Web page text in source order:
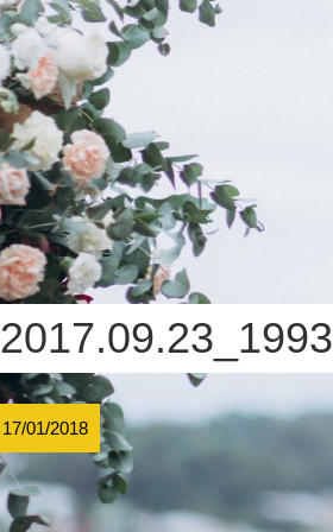
2017.09.23_1993
17/01/2018